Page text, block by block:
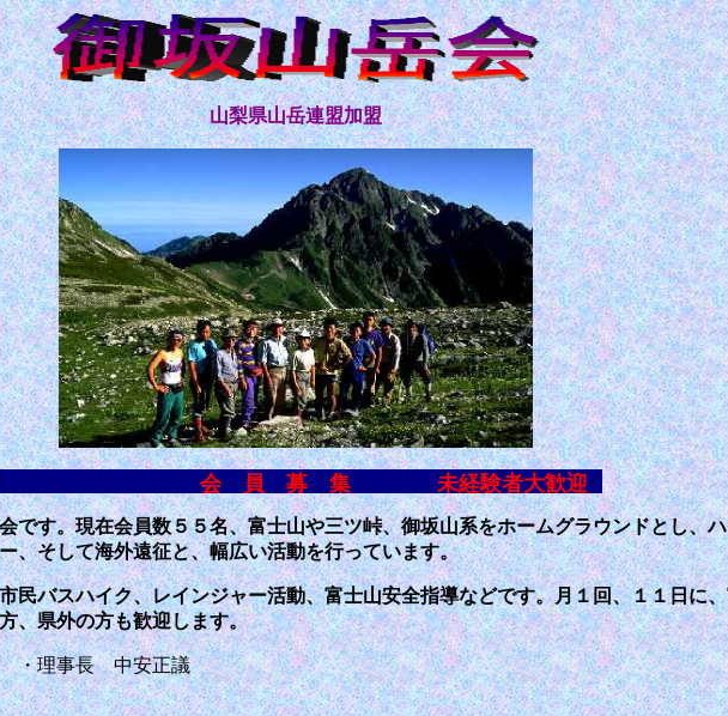
山梨県山岳連盟加盟
会 員 募 集 未経験者大歓迎
す。現在会員数５５名、富士山や三ツ峠、御坂山系をホームグラウンドとし、
、そして海外遠征と、幅広い活動を行っています。
バスハイク、レインジャー活動、富士山安全指導などです。月１回、１１日に
、県外の方も歓迎します。
理事長 中安正議